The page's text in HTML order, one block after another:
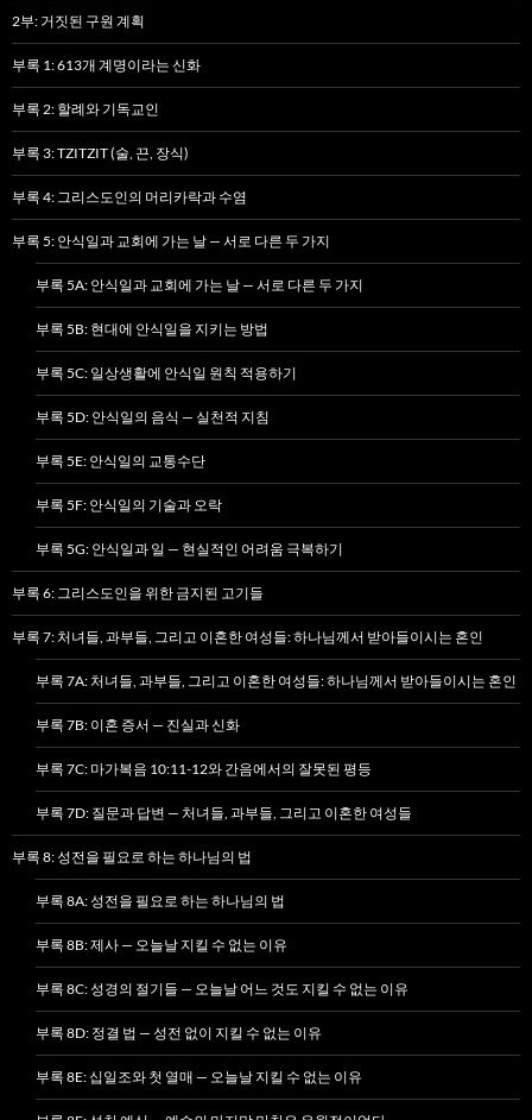
2부: 거짓된 구원 계획
부록 1: 613개 계명이라는 신화
부록 2: 할례와 기독교인
부록 3: TZITZIT (술, 끈, 장식)
부록 4: 그리스도인의 머리카락과 수염
부록 5: 안식일과 교회에 가는 날 — 서로 다른 두 가지
부록 5A: 안식일과 교회에 가는 날 — 서로 다른 두 가지
부록 5B: 현대에 안식일을 지키는 방법
부록 5C: 일상생활에 안식일 원칙 적용하기
부록 5D: 안식일의 음식 — 실천적 지침
부록 5E: 안식일의 교통수단
부록 5F: 안식일의 기술과 오락
부록 5G: 안식일과 일 — 현실적인 어려움 극복하기
부록 6: 그리스도인을 위한 금지된 고기들
부록 7: 처녀들, 과부들, 그리고 이혼한 여성들: 하나님께서 받아들이시는 혼인
부록 7A: 처녀들, 과부들, 그리고 이혼한 여성들: 하나님께서 받아들이시는 혼인
부록 7B: 이혼 증서 — 진실과 신화
부록 7C: 마가복음 10:11-12와 간음에서의 잘못된 평등
부록 7D: 질문과 답변 — 처녀들, 과부들, 그리고 이혼한 여성들
부록 8: 성전을 필요로 하는 하나님의 법
부록 8A: 성전을 필요로 하는 하나님의 법
부록 8B: 제사 — 오늘날 지킬 수 없는 이유
부록 8C: 성경의 절기들 — 오늘날 어느 것도 지킬 수 없는 이유
부록 8D: 정결 법 — 성전 없이 지킬 수 없는 이유
부록 8E: 십일조와 첫 열매 — 오늘날 지킬 수 없는 이유